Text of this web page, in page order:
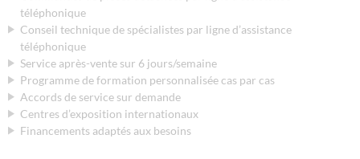
téléphonique
Conseil technique de spécialistes par ligne d’assistance
téléphonique
Service après-vente sur 6 jours/semaine
Programme de formation personnalisée cas par cas
Accords de service sur demande
Centres d’exposition internationaux
Financements adaptés aux besoins